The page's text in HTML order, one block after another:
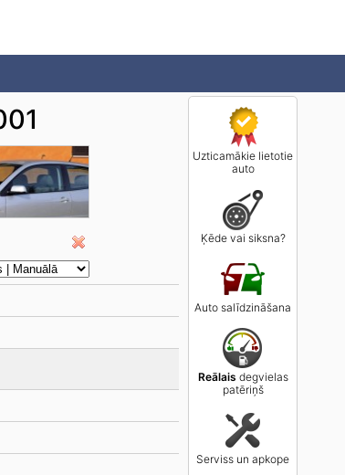
Uzticamākie lietotie
auto
Ķēde vai siksna?
Auto salīdzināšana
Reālais degvielas
patēriņš
Serviss un apkope